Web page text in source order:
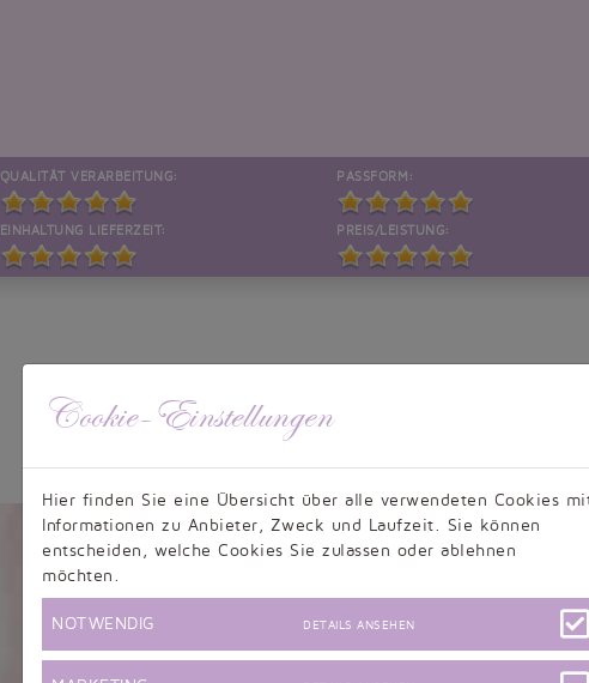
QUALITÄT VERARBEITUNG: PASSFORM:
EINHALTUNG LIEFERZEIT: PREIS/LEISTUNG:
Kundenbewertungen
Cookie-Einstellungen
Hier finden Sie eine Übersicht über alle verwendeten Cookies
Informationen zu Anbieter, Zweck und Laufzeit. Sie können
entscheiden, welche Cookies Sie zulassen oder ablehnen
möchten.
NOTWENDIG DETAILS ANSEHEN